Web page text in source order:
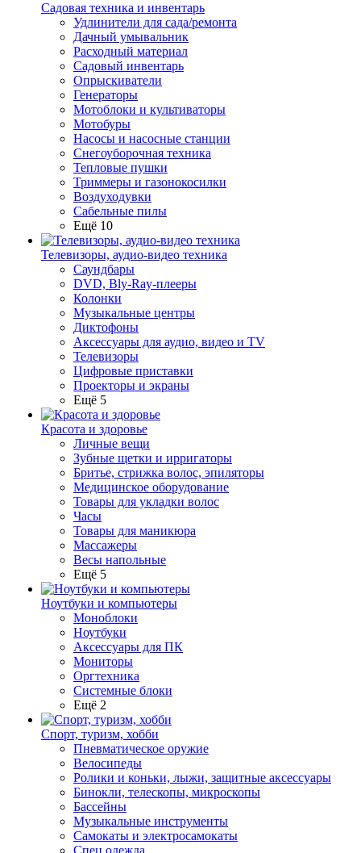
Садовая техника и инвентарь
Удлинители для сада/ремонта
Дачный умывальник
Расходный материал
Садовый инвентарь
Опрыскиватели
Генераторы
Мотоблоки и культиваторы
Мотобуры
Насосы и насосные станции
Снегоуборочная техника
Тепловые пушки
Триммеры и газонокосилки
Воздуходувки
Сабельные пилы
Ещё 10
Телевизоры, аудио-видео техника
Саундбары
DVD, Bly-Ray-плееры
Колонки
Музыкальные центры
Диктофоны
Аксессуары для аудио, видео и TV
Телевизоры
Цифровые приставки
Проекторы и экраны
Ещё 5
Красота и здоровье
Личные вещи
Зубные щетки и ирригаторы
Бритье, стрижка волос, эпиляторы
Медицинское оборудование
Товары для укладки волос
Часы
Товары для маникюра
Массажеры
Весы напольные
Ещё 5
Ноутбуки и компьютеры
Моноблоки
Ноутбуки
Аксессуары для ПК
Мониторы
Оргтехника
Системные блоки
Ещё 2
Спорт, туризм, хобби
Пневматическое оружие
Велосипеды
Ролики и коньки, лыжи, защитные аксессуары
Бинокли, телескопы, микроскопы
Бассейны
Музыкальные инструменты
Самокаты и электросамокаты
Спец одежда